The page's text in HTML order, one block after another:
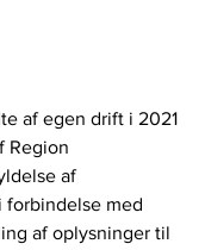
af egen drift i 2021
Region
af
med
af oplysninger til